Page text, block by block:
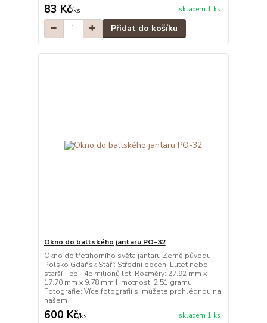
83 Kč/ks skladem 1 ks
Přidat do košíku
Okno do baltského jantaru PO-32
Okno do třetihorního světa jantaru Země původu:
Polsko Gdaňsk Stáří: Střední eocén, Lutet nebo
starší - 55 - 45 milionů let. Rozměry: 27.92 mm x
17.70 mm x 9.78 mm Hmotnost: 2.51 gramu
Fotografie: Více fotografií si můžete prohlédnou na
našem
600 Kč/ks skladem 1 ks